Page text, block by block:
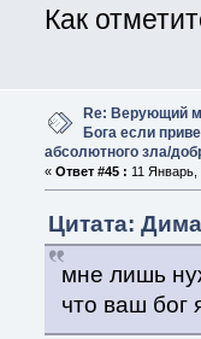
Как
Re: Верующий
Бога если
абсолютного зла/
« Ответ #45 : 11 Январь,
Цитата:
мне лишь
что ваш бог